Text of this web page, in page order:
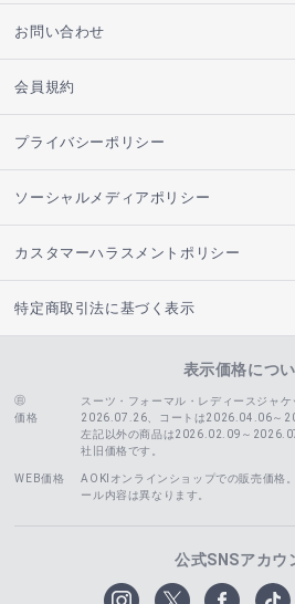
お問い合わせ
会員規約
プライバシーポリシー
ソーシャルメディアポリシー
カスタマーハラスメントポリシー
特定商取引法に基づく表示
表示価格につ
価格
スーツ・フォーマル・レディースジャ
2026.07.26、コートは2026.04.06～
左記以外の商品は2026.02.09～
社旧価格です。
WEB価格
AOKIオンラインショップでの販売価格
ール内容は異なります。
公式SNSアカウ